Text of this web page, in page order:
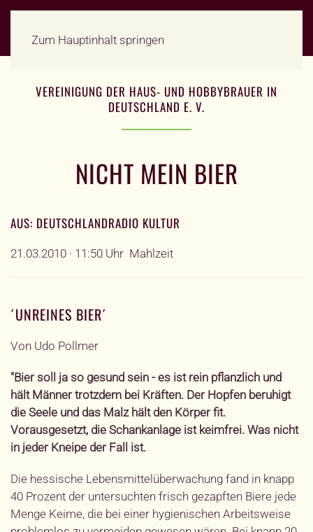
Zum Hauptinhalt springen
VEREINIGUNG DER HAUS- UND HOBBYBRAUER IN
DEUTSCHLAND E. V.
NICHT MEIN BIER
AUS: DEUTSCHLANDRADIO KULTUR
21.03.2010 · 11:50 Uhr Mahlzeit
´UNREINES BIER´
Von Udo Pollmer
"Bier soll ja so gesund sein - es ist rein pflanzlich und
hält Männer trotzdem bei Kräften. Der Hopfen beruhigt
die Seele und das Malz hält den Körper fit.
Vorausgesetzt, die Schankanlage ist keimfrei. Was nicht
in jeder Kneipe der Fall ist.
Die hessische Lebensmittelüberwachung fand in knapp
40 Prozent der untersuchten frisch gezapften Biere jede
Menge Keime, die bei einer hygienischen Arbeitsweise